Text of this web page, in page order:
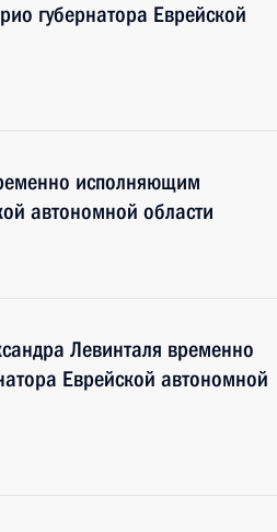
губернатора Еврейской
исполняющим
автономной области
Левинталя временно
Еврейской автономной